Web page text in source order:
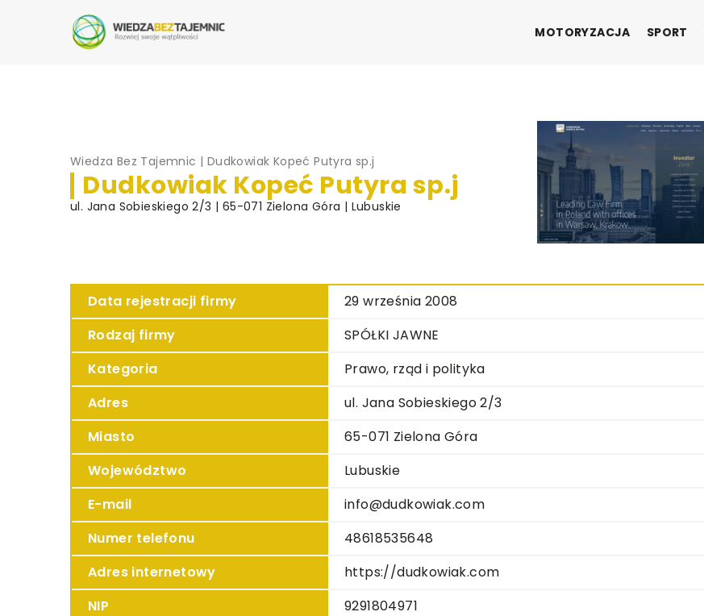
MOTORYZACJA SPORT
Wiedza Bez Tajemnic | Dudkowiak Kopeć Putyra sp.j
Dudkowiak Kopeć Putyra sp.j
ul. Jana Sobieskiego 2/3 | 65-071 Zielona Góra | Lubuskie
Data rejestracji firmy
29 września 2008
Rodzaj firmy
SPÓŁKI JAWNE
Kategoria
Prawo, rząd i polityka
Adres
ul. Jana Sobieskiego 2/3
Miasto
65-071 Zielona Góra
Województwo
Lubuskie
E-mail
info@dudkowiak.com
Numer telefonu
48618535648
Adres internetowy
https://dudkowiak.com
NIP
9291804971